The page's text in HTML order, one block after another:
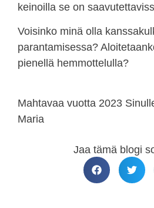
keinoilla se on
Voisinko minä olla
parantamisessa?
pienellä hemmottelulla?
Mahtavaa vuotta 2023
Maria
Jaa tämä blogi